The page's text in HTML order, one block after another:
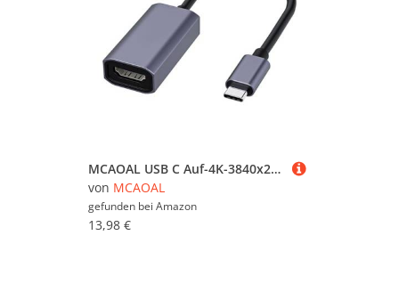
MCAOAL USB C Auf-4K-3840x2160P Verbindungsadapter Reibungslose Bildschirmfreigabe Für Meetings Und Unterhaltung Hot Swap Fähig
von MCAOAL
gefunden bei Amazon
13,98 €